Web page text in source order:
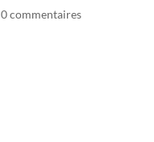
0 commentaires